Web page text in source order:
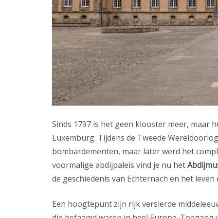
Sinds 1797 is het geen klooster meer, maar
Luxemburg. Tijdens de Tweede
bombardementen, maar later werd het
voormalige abdijpaleis vind je nu het
de geschiedenis van Echternach en het
Een hoogtepunt zijn rijk versierde